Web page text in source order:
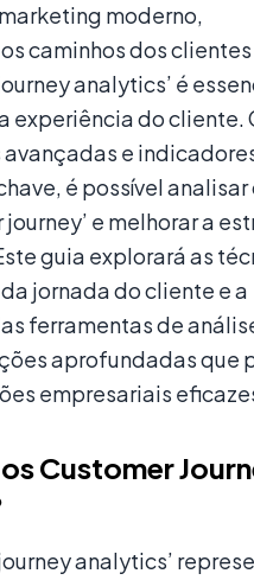
moderno,
caminhos dos
analytics’ é
experiência do cliente.
e
é possível analisar
journey’ e melhorar a
guia explorará as
jornada do cliente e a
ferramentas de
aprofundadas que
empresariais
Customer
analytics’